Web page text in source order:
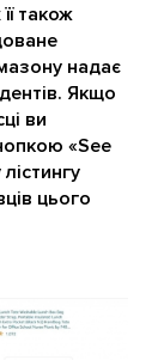
також
надає
Якщо
ви
«See
цього